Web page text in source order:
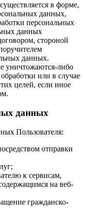
в форме,
данных,
персональных
данных
стороной
данных.
уничтожаются-либо
или в случае
целей, если иное
данных
Пользователя:
отправки
к сервисам,
на веб-
гражданско-